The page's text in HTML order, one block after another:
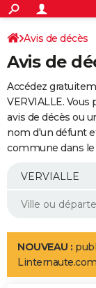
ACTUALITÉS
Politique
Société
Faits Divers
Education
Monde
Villes
+
SPORT
Coupe du monde
Football
Tennis
Cyclisme
Rugby
Forum
Programme TV
TNT
Streaming
Cinéma
Sorties cinéma
Musique
+
FINANCE
Retraite
Epargne
Immobilier
Risques naturels
Banque
Assurance
AUTO
Essais
Réserver un essai
Citadines
Berlines
SUV
Forum auto
+
Mobiles
Meilleur smartphone
Internet
Ordinateurs
Jeux vidéo
Guide high-tech
Aménagement
LIFESTYLE
Art de vivre
Bien-être
Loisirs
Mode
Modes de vie
Avis de décès
Avis de
Accédez
VERVIALLE.
avis de décès ou
nom d'un défunt
commune dans
NOUVEAU :
Linternaute.com